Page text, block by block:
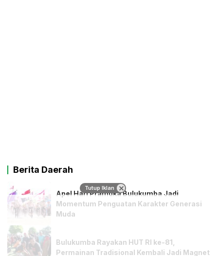
Berita Daerah
Apel Hari Pramuka Bulukumba Jadi
Momentum Penguatan Karakter Generasi
Muda
Bulukumba Rayakan HUT RI ke-81,
Permainan Tradisional Kembali Jadi Magnet
Tutup Iklan